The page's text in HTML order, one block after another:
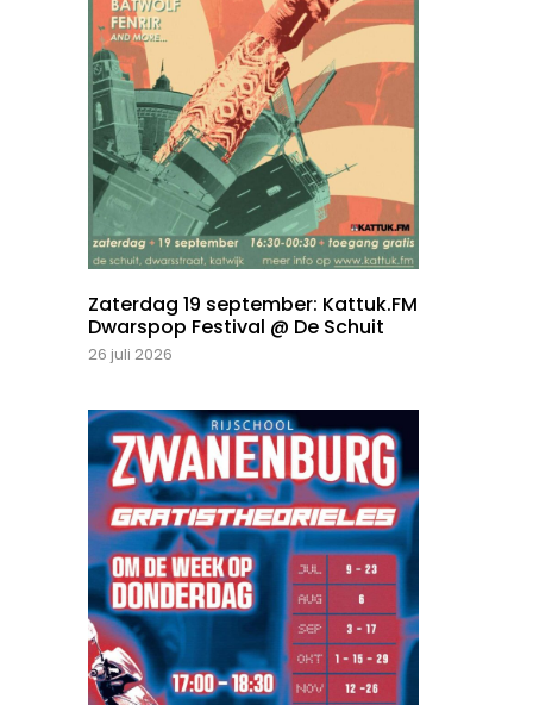
Zaterdag 19 september: Kattuk.FM
Dwarspop Festival @ De Schuit
26 juli 2026